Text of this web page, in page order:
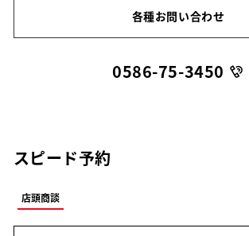
各種お問い合わせ
0586-75-3450
スピード予約
店頭商談